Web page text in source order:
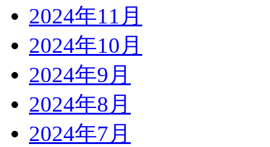
2024年11月
2024年10月
2024年9月
2024年8月
2024年7月